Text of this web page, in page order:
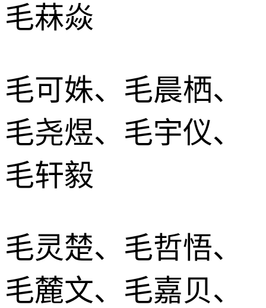
毛菻焱
毛可姝、毛晨栖、
毛尧煜、毛宇仪、
毛轩毅
毛灵楚、毛哲悟、
毛麓文、毛嘉贝、